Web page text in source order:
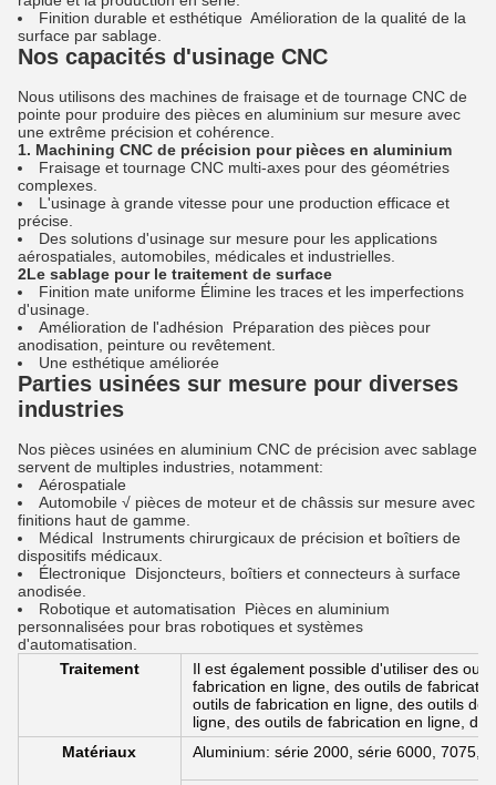
Finition durable et esthétique ️ Amélioration de la qualité de la
surface par sablage.
Nos capacités d'usinage CNC
Nous utilisons des machines de fraisage et de tournage CNC de
pointe pour produire des pièces en aluminium sur mesure avec
une extrême précision et cohérence.
1. Machining CNC de précision pour pièces en aluminium
Fraisage et tournage CNC multi-axes pour des géométries
complexes.
L'usinage à grande vitesse pour une production efficace et
précise.
Des solutions d'usinage sur mesure pour les applications
aérospatiales, automobiles, médicales et industrielles.
2Le sablage pour le traitement de surface
Finition mate uniforme Élimine les traces et les imperfections
d'usinage.
Amélioration de l'adhésion ️ Préparation des pièces pour
anodisation, peinture ou revêtement.
Une esthétique améliorée
Parties usinées sur mesure pour diverses
industries
Nos pièces usinées en aluminium CNC de précision avec sablage
servent de multiples industries, notamment:
Aérospatiale
Automobile √ pièces de moteur et de châssis sur mesure avec
finitions haut de gamme.
Médical ️ Instruments chirurgicaux de précision et boîtiers de
dispositifs médicaux.
Électronique ️ Disjoncteurs, boîtiers et connecteurs à surface
anodisée.
Robotique et automatisation ️ Pièces en aluminium
personnalisées pour bras robotiques et systèmes
d'automatisation.
Traitement
Il est également possible d'utiliser des
fabrication en ligne, des outils de
outils de fabrication en ligne, des outils
ligne, des outils de fabrication en ligne,
Matériaux
Aluminium: série 2000, série 6000, 7075,